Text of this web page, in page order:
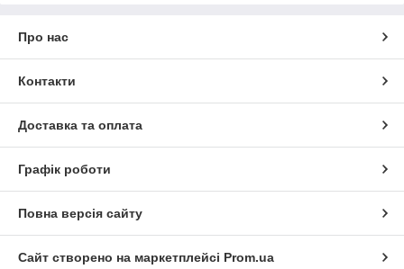
Про нас
Контакти
Доставка та оплата
Графік роботи
Повна версія сайту
Сайт створено на маркетплейсі Prom.ua